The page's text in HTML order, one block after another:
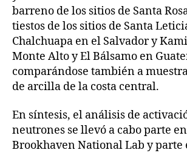
barreno de los sitios de Santa
tiestos de los sitios de Santa
Chalchuapa en el Salvador y
Monte Alto y El Bálsamo en
comparándose también a
de arcilla de la costa central.
En síntesis, el análisis de
neutrones se llevó a cabo parte
Brookhaven National Lab y parte